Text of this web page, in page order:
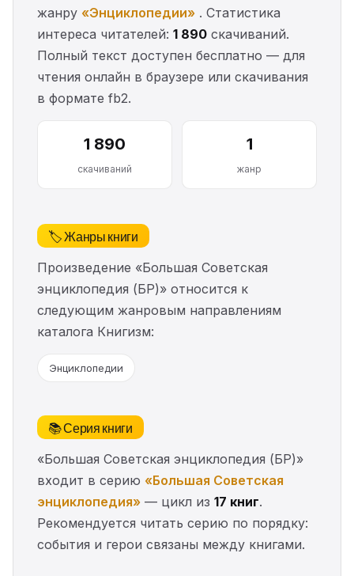
жанру «Энциклопедии» . Статистика
интереса читателей: 1 890 скачиваний.
Полный текст доступен бесплатно — для
чтения онлайн в браузере или скачивания
в формате fb2.
1 890
скачиваний
1
жанр
🏷️ Жанры книги
Произведение «Большая Советская
энциклопедия (БР)» относится к
следующим жанровым направлениям
каталога Книгизм:
Энциклопедии
📚 Серия книги
«Большая Советская энциклопедия (БР)»
входит в серию «Большая Советская
энциклопедия» — цикл из 17 книг.
Рекомендуется читать серию по порядку:
события и герои связаны между книгами.